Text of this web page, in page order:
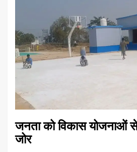
जनता को विकास योजनाओं
जोर